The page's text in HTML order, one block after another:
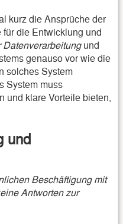
kurz die Ansprüche der
die Entwicklung und
Datenverarbeitungund
genauso vor wie die
solches System
System muss
und klare Vorteile bieten,
und
Beschäftigung mit
Antworten zur